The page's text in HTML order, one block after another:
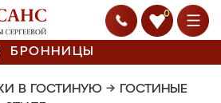
0
БРОННИЦЫ
В ГОСТИНУЮ → ГОСТИНЫЕ